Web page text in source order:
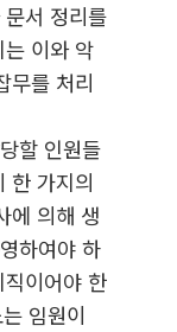
서 정리를
이와 악
무를 처리
할 인원들
한 가지의
에 의해 생
하여야 하
이어야 한
임원이